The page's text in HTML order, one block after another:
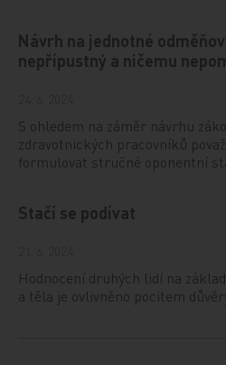
Návrh na jednotné
nepřípustný a ničemu
S ohledem na záměr návrhu
zdravotnických pracovníků
formulovat stručné oponentní
Stačí se podívat
Hodnocení druhých lidí na
a těla je ovlivněno pocitem